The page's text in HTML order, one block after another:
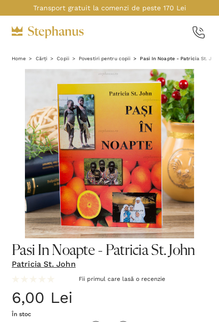
Transport gratuit la comenzi de peste 170 Lei
Home Cărți Copii Povestiri pentru copii Pasi In Noapte - Patricia St.
Pasi In Noapte - Patricia St. John
Patricia St. John
Fii primul care lasă o recenzie
6,00 Lei
În stoc